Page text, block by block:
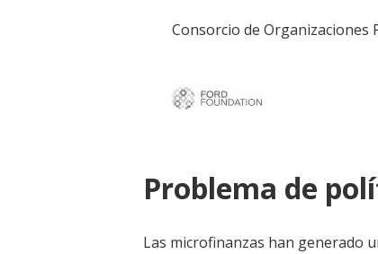
Consorcio de Organizaciones
Problema de
Las microfinanzas han generado